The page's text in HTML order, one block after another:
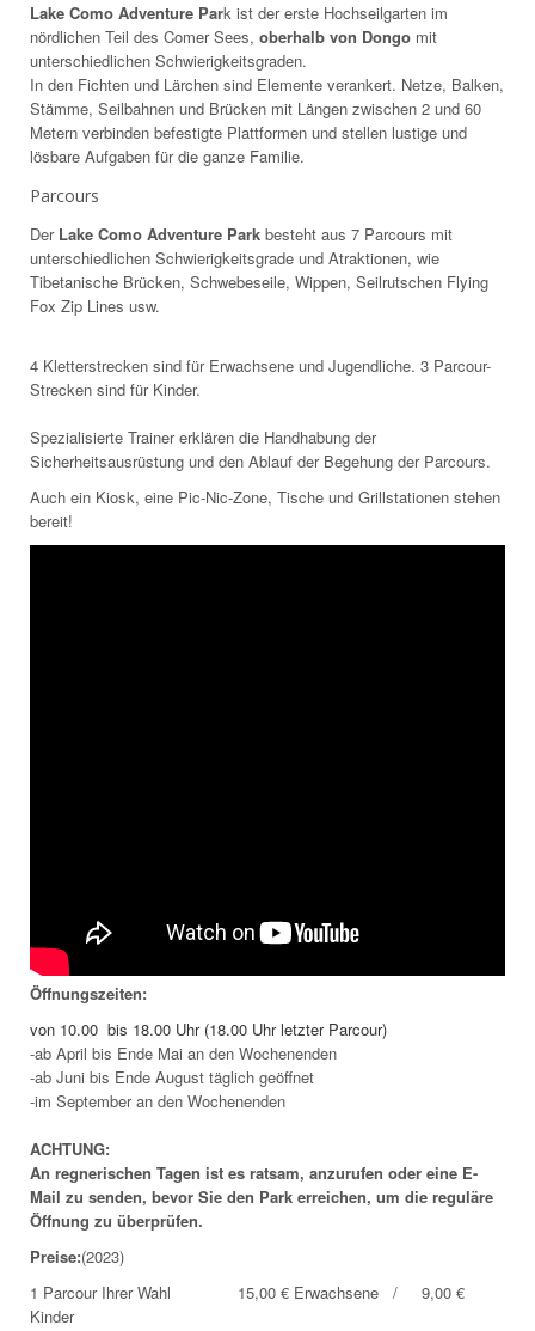
Lake Como Adventure Park ist der erste Hochseilgarten im
nördlichen Teil des Comer Sees, oberhalb von Dongo mit
unterschiedlichen Schwierigkeitsgraden.
In den Fichten und Lärchen sind Elemente verankert. Netze, Balken,
Stämme, Seilbahnen und Brücken mit Längen zwischen 2 und 60
Metern verbinden befestigte Plattformen und stellen lustige und
lösbare Aufgaben für die ganze Familie.
Parcours
Der Lake Como Adventure Park besteht aus 7 Parcours mit
unterschiedlichen Schwierigkeitsgrade und Atraktionen, wie
Tibetanische Brücken, Schwebeseile, Wippen, Seilrutschen Flying
Fox Zip Lines usw.
4 Kletterstrecken sind für Erwachsene und Jugendliche. 3 Parcour-
Strecken sind für Kinder.
Spezialisierte Trainer erklären die Handhabung der
Sicherheitsausrüstung und den Ablauf der Begehung der Parcours.
Auch ein Kiosk, eine Pic-Nic-Zone, Tische und Grillstationen stehen
bereit!
Öffnungszeiten:
von 10.00 bis 18.00 Uhr (18.00 Uhr letzter Parcour)
-ab April bis Ende Mai an den Wochenenden
-ab Juni bis Ende August täglich geöffnet
-im September an den Wochenenden
ACHTUNG:
An regnerischen Tagen ist es ratsam, anzurufen oder eine E-
Mail zu senden, bevor Sie den Park erreichen, um die reguläre
Öffnung zu überprüfen.
Preise:(2023)
1 Parcour Ihrer Wahl 15,00 € Erwachsene / 9,00 €
Kinder